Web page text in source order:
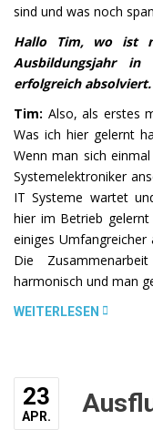
sind und was noch
Hallo Tim, wo ist
Ausbildungsjahr
erfolgreich
Tim: Also, als erstes
Was ich hier gelernt
Wenn man sich
Systemelektroniker
IT Systeme wartet
hier im Betrieb
einiges
Die
harmonisch und man
WEITERLESEN „UNSER
DAS
23
APR.